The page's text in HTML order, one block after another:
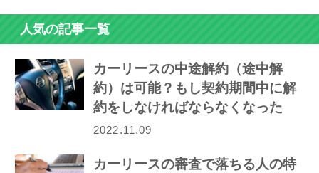
人気の記事一覧
カーリースの中途解約（途中解
約）は可能？もし契約期間中に解
約をしなければならなくなった
ら…
2022.11.09
カーリースの審査で落ちる人の特